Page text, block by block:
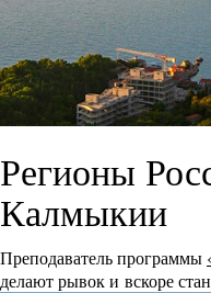
Регионы
Калмыкии
Преподаватель программы
делают рывок и вскоре